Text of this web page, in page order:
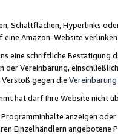
Schaltflächen, Hyperlinks
eine Amazon-Website
eine schriftliche
der Vereinbarung,
gegen die Vereinbarung
hat darf Ihre Website nicht
anzeigen
Einzelhändlern